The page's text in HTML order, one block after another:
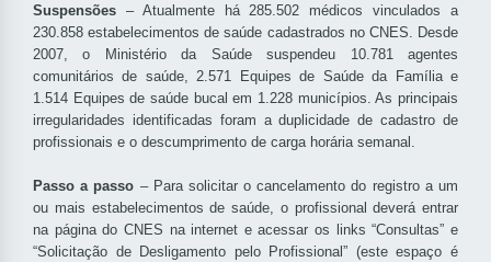
Suspensões – Atualmente há 285.502 médicos vinculados a
230.858 estabelecimentos de saúde cadastrados no CNES. Desde
2007, o Ministério da Saúde suspendeu 10.781 agentes
comunitários de saúde, 2.571 Equipes de Saúde da Família e
1.514 Equipes de saúde bucal em 1.228 municípios. As principais
irregularidades identificadas foram a duplicidade de cadastro de
profissionais e o descumprimento de carga horária semanal.
Passo a passo – Para solicitar o cancelamento do registro a um
ou mais estabelecimentos de saúde, o profissional deverá entrar
na página do CNES na internet e acessar os links “Consultas” e
“Solicitação de Desligamento pelo Profissional” (este espaço é